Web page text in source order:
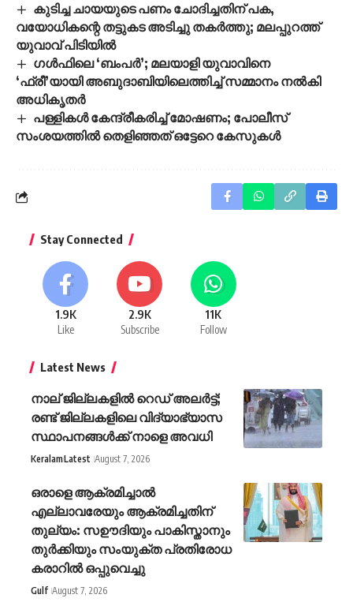
കുടിച്ച ചായയുടെ പണം ചോദിച്ചതിന് പക,
വയോധികന്റെ തട്ടുകട അടിച്ചു തകർത്തു; മലപ്പുറത്ത്
യുവാവ് പിടിയിൽ
ഗൾഫിലെ ‘ബംപർ’; മലയാളി യുവാവിനെ
‘ഫ്രീ’യായി അബുദാബിയിലെത്തിച്ച് സമ്മാനം നൽകി
അധികൃതർ
പള്ളികൾ കേന്ദ്രീകരിച്ച് മോഷണം; പോലീസ്
സംശയത്തിൽ തെളിഞ്ഞത് ഒട്ടേറെ കേസുകൾ
Stay Connected
1.9K
Like
2.9K
Subscribe
11K
Follow
Latest News
നാല് ജില്ലകളിൽ റെഡ് അലർട്ട്;
രണ്ട് ജില്ലകളിലെ വിദ്യാഭ്യാസ
സ്ഥാപനങ്ങൾക്ക് നാളെ അവധി
KeralamLatest August 7, 2026
ഒരാളെ ആക്രമിച്ചാൽ
എല്ലാവരേയും ആക്രമിച്ചതിന്
തുല്യം: സഊദിയും പാകിസ്താനും
തുർക്കിയും സംയുക്ത പ്രതിരോധ
കരാറിൽ ഒപ്പുവെച്ചു
Gulf August 7, 2026